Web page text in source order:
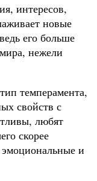
интересов,
новые
его больше
нежели
темперамента,
свойств с
любят
скорее
и